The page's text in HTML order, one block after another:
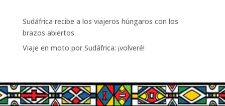
Sudáfrica recibe a los viajeros húngaros con los
brazos abiertos
Viaje en moto por Sudáfrica: ¡volveré!